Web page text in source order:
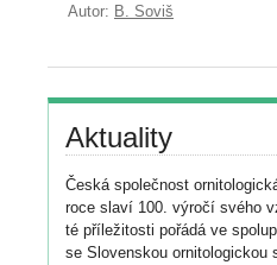
Autor: B. Soviš
Aktuality
Česká společnost
roce slaví 100. výročí svého
té příležitosti pořádá ve
se Slovenskou ornitologickou